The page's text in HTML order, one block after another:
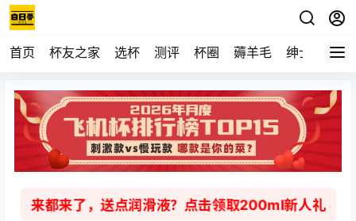
首页 杯友之家 选杯 测评 杯圈 薅羊毛 绅士 视频
来都来了，送点润滑液？点击领取200ml新人礼